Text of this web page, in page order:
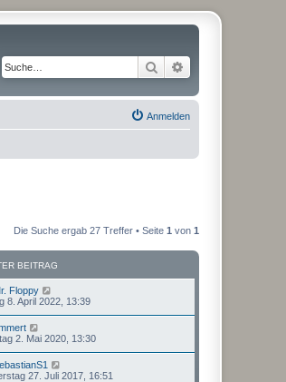
Suche
Anmelden
Die Suche ergab 27 Treffer • Seite 1 von 1
BEITRAG
Floppy
8. April 2022, 13:39
2. Mai 2020, 13:30
27. Juli 2017, 16:51